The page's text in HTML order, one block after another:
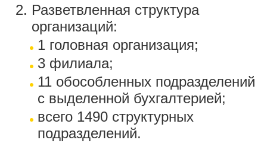
Разветвленная структура
организаций:
1 головная организация;
3 филиала;
11 обособленных подразделений
с выделенной бухгалтерией;
всего 1490 структурных
подразделений.